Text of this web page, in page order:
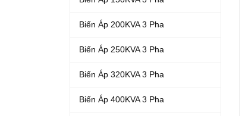
Biến Áp 200KVA 3 Pha
Biến Áp 250KVA 3 Pha
Biến Áp 320KVA 3 Pha
Biến Áp 400KVA 3 Pha